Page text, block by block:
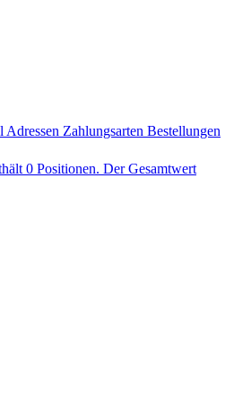
Adressen Zahlungsarten Bestellungen
0 Positionen. Der Gesamtwert